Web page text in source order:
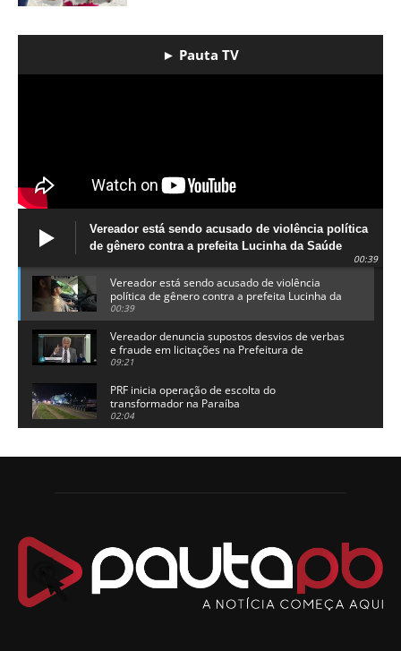
► Pauta TV
Vereador está sendo acusado de violência política
de gênero contra a prefeita Lucinha da Saúde
00:39
Vereador está sendo acusado de violência
política de gênero contra a prefeita Lucinha da
Saúde
00:39
Vereador denuncia supostos desvios de verbas
e fraude em licitações na Prefeitura de
Alhandra
09:21
PRF inicia operação de escolta do
transformador na Paraíba
02:04
candidatura a governador da Paraíba
Chapa dos sonhos: Cícero agradece a Galdino,
Arthur Lira parabeniza Karla Pimentel por sua
reeleição em Conde
00:23
Aguinaldo Ribeiro destaca apoio do PP a Hugo